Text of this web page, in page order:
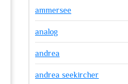
ammersee
analog
andrea
andrea seekircher